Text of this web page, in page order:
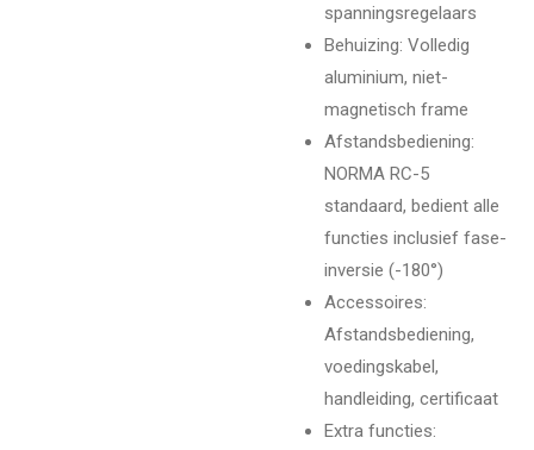
spanningsregelaars
Behuizing: Volledig
aluminium, niet-
magnetisch frame
Afstandsbediening:
NORMA RC-5
standaard, bedient alle
functies inclusief fase-
inversie (-180°)
Accessoires:
Afstandsbediening,
voedingskabel,
handleiding, certificaat
Extra functies: